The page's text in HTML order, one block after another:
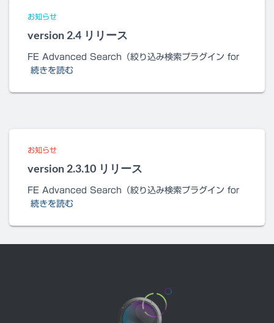
お知らせ
version 2.4 リリース
FE Advanced Search（絞り込み検索プラグイン for
続きを読む
お知らせ
version 2.3.10 リリース
FE Advanced Search（絞り込み検索プラグイン for
続きを読む